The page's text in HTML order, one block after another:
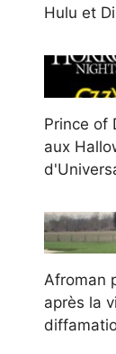
Hulu et
Prince of
aux
Afroman
après la